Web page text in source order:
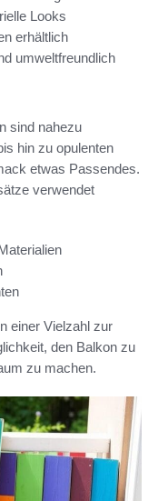
Looks
erhältlich
umweltfreundlich
sind nahezu
hin zu opulenten
etwas Passendes.
verwendet
einer Vielzahl zur
den Balkon zu
zu machen.